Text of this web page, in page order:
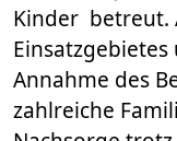
Kinder betreut.
Annahme des
zahlreiche